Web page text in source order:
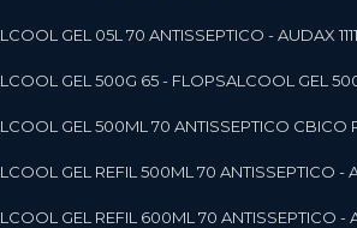
ALCOOL GEL 05L 70 ANTISSEPTICO - AUDAX
ALCOOL GEL 500G 65 - FLOPS ALCOOL GEL
ALCOOL GEL 500ML 70 ANTISSEPTICO CBICO
ALCOOL GEL REFIL 500ML 70 ANTISSEPTICO
ALCOOL GEL REFIL 600ML 70 ANTISSEPTICO